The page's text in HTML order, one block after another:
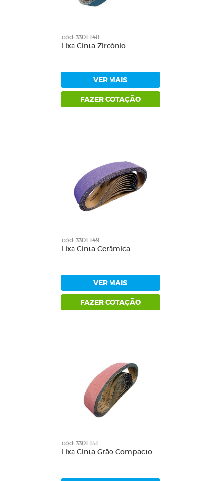
cód: 3301.148
Lixa Cinta Zircônio
VER MAIS
FAZER COTAÇÃO
cód: 3301.149
Lixa Cinta Cerâmica
VER MAIS
FAZER COTAÇÃO
cód: 3301.151
Lixa Cinta Grão Compacto